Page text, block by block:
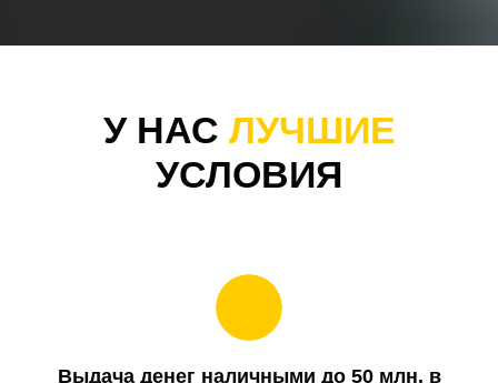
У НАС ЛУЧШИЕ
УСЛОВИЯ
Выдача денег наличными до 50 млн. в